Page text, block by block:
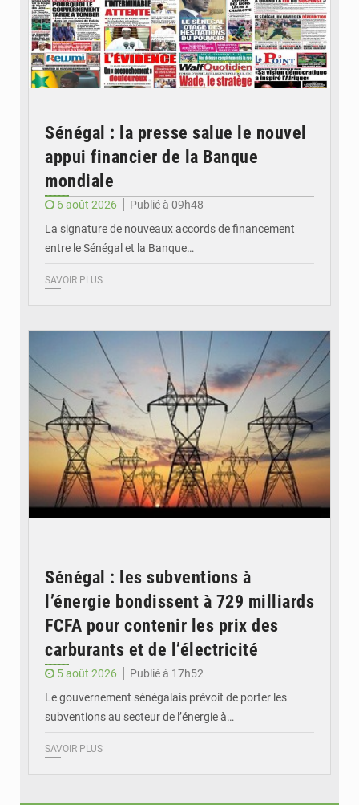
Sénégal : la presse salue le nouvel
appui financier de la Banque
mondiale
6 août 2026
Publié à 09h48
La signature de nouveaux accords de financement
entre le Sénégal et la Banque…
SAVOIR PLUS
Sénégal : les subventions à
l’énergie bondissent à 729 milliards
FCFA pour contenir les prix des
carburants et de l’électricité
5 août 2026
Publié à 17h52
Le gouvernement sénégalais prévoit de porter les
subventions au secteur de l’énergie à…
SAVOIR PLUS